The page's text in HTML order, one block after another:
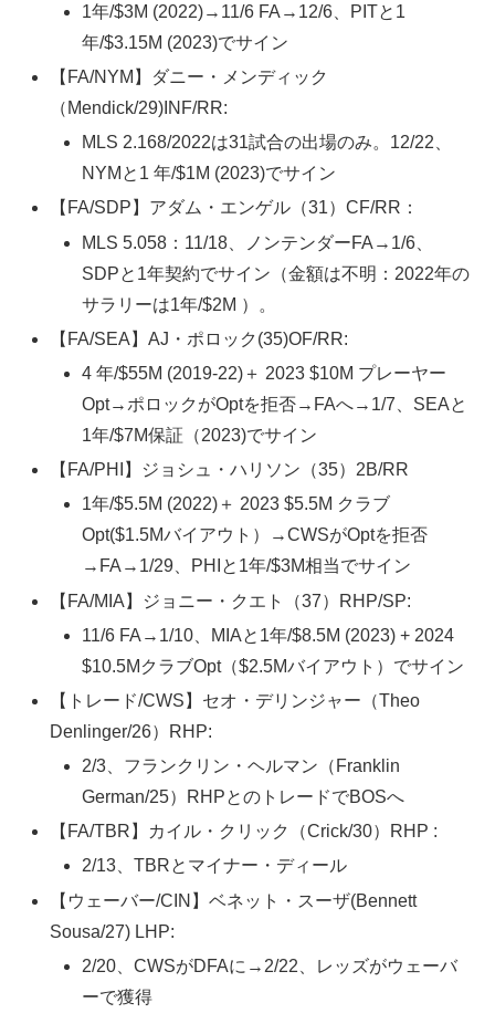
1年/$3M (2022)→11/6 FA→12/6、PITと1
年/$3.15M (2023)でサイン
【FA/NYM】ダニー・メンディック
（Mendick/29)INF/RR:
MLS 2.168/2022は31試合の出場のみ。12/22、
NYMと1 年/$1M (2023)でサイン
【FA/SDP】アダム・エンゲル（31）CF/RR：
MLS 5.058：11/18、ノンテンダーFA→1/6、
SDPと1年契約でサイン（金額は不明：2022年の
サラリーは1年/$2M ）。
【FA/SEA】AJ・ポロック(35)OF/RR:
4 年/$55M (2019-22)＋ 2023 $10M プレーヤー
Opt→ポロックがOptを拒否→FAへ→1/7、SEAと
1年/$7M保証（2023)でサイン
【FA/PHI】ジョシュ・ハリソン（35）2B/RR
1年/$5.5M (2022)＋ 2023 $5.5M クラブ
Opt($1.5Mバイアウト）→CWSがOptを拒否
→FA→1/29、PHIと1年/$3M相当でサイン
【FA/MIA】ジョニー・クエト（37）RHP/SP:
11/6 FA→1/10、MIAと1年/$8.5M (2023) + 2024
$10.5MクラブOpt（$2.5Mバイアウト）でサイン
【トレード/CWS】セオ・デリンジャー（Theo
Denlinger/26）RHP:
2/3、フランクリン・ヘルマン（Franklin
German/25）RHPとのトレードでBOSへ
【FA/TBR】カイル・クリック（Crick/30）RHP :
2/13、TBRとマイナー・ディール
【ウェーバー/CIN】ベネット・スーザ(Bennett
Sousa/27) LHP:
2/20、CWSがDFAに→2/22、レッズがウェーバ
ーで獲得